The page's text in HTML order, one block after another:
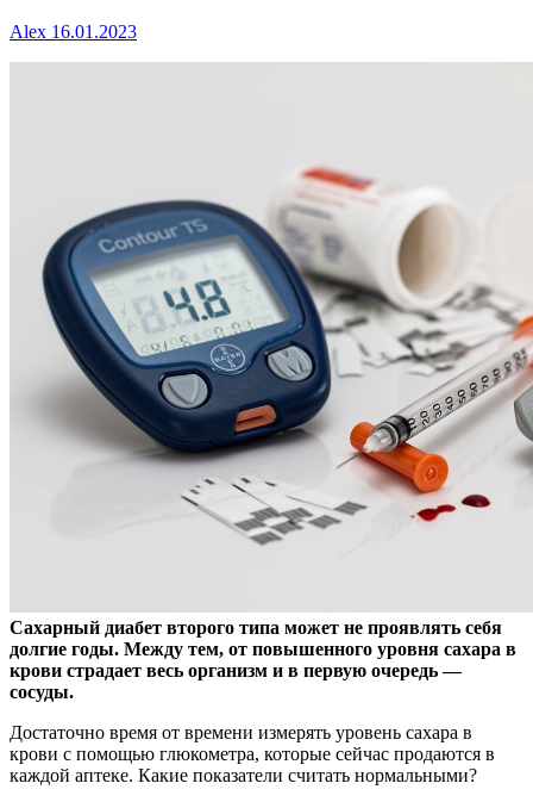
Alex 16.01.2023
Сахарный диабет второго типа может не проявлять себя
долгие годы. Между тем, от повышенного уровня сахара в
крови страдает весь организм и в первую очередь —
сосуды.
Достаточно время от времени измерять уровень сахара в
крови с помощью глюкометра, которые сейчас продаются в
каждой аптеке. Какие показатели считать нормальными?